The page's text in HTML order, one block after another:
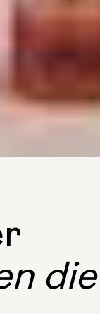
die